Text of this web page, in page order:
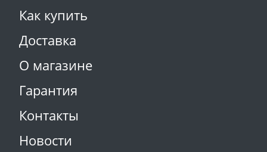
Как купить
Доставка
О магазине
Гарантия
Контакты
Новости